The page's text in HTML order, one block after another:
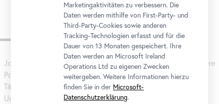
Zur Ausstellung
Johann Baptist Lampi d. Ä. schuf 1788/89 in Warschau mehrere
Porträts der Familie Tomatis. Die aus Mailand stammende
Tänzerin Catarina, geb. Filipazzi, war gemeinsam mit dem
Unternehmer Carlo Tomatis 1765 in die Stadt gezogen. Eines
Marketingaktivitäten zu verbessern. Die
Daten werden mithilfe von First-Party- und
Third-Party-Cookies sowie anderen
Tracking-Technologien erfasst und für die
Dauer von 13 Monaten gespeichert. Ihre
Daten werden an Microsoft Ireland
Operations Ltd zu eigenen Zwecken
weitergeben. Weitere Informationen hierzu
finden Sie in der Microsoft-
Datenschutzerklärung.